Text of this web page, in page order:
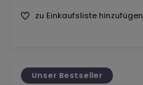
zu Einkaufsliste hinzufügen
Unser Bestseller